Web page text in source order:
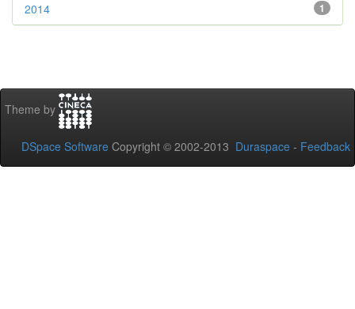
1
2014
Theme by
DSpace Software Copyright © 2002-2013 Duraspace - Feedback